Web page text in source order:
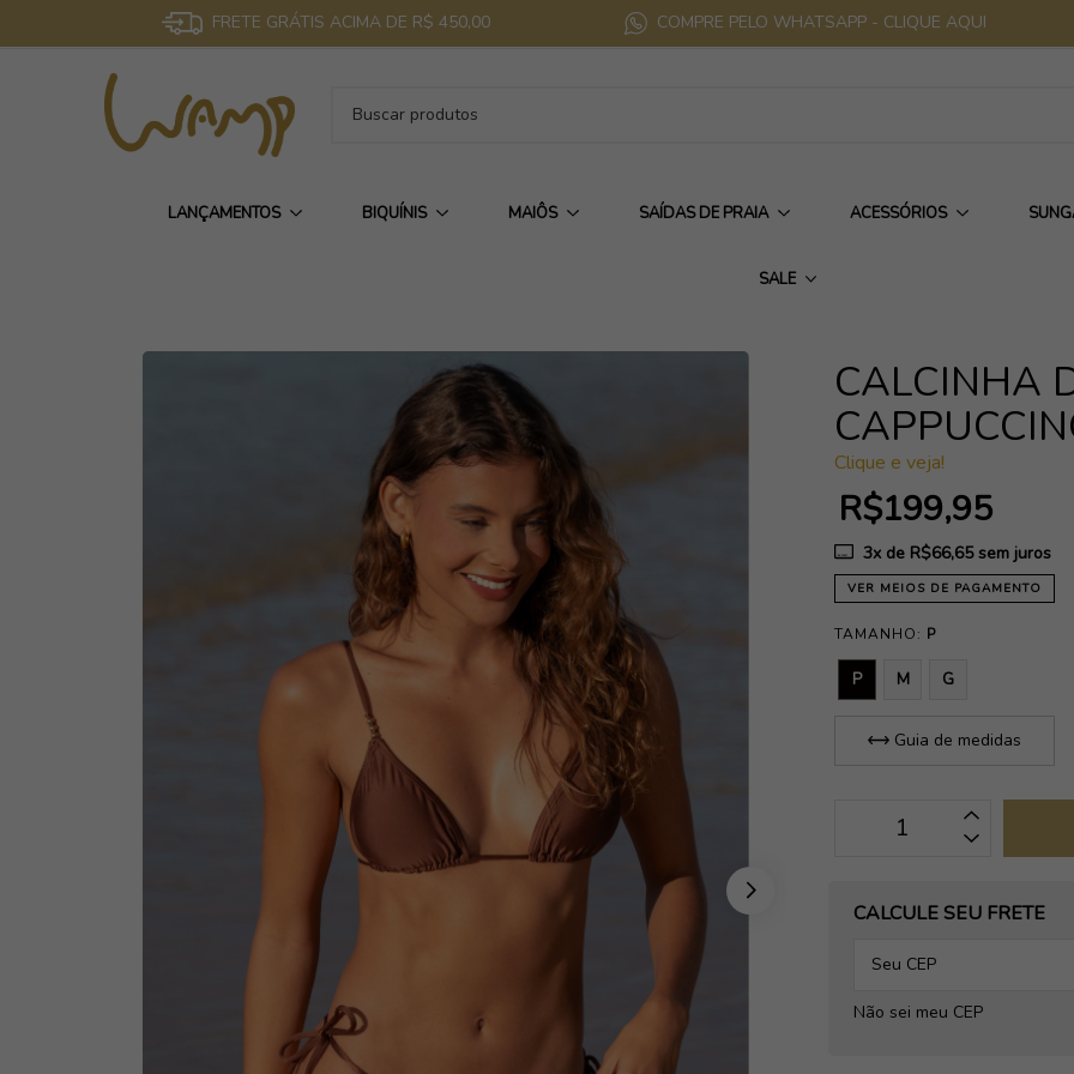
FRETE GRÁTIS ACIMA DE R$ 450,00 COMPRE PELO WHATSAPP - CLIQUE AQUI
LANÇAMENTOS BIQUÍNIS MAIÔS SAÍDAS DE PRAIA ACESSÓRIOS
SALE
CALCINHA
Clique e veja!
R$199,95
3x de R$66,65sem juros
VER MEIOS DE PAGAMENTO
TAMANHO: P
P M G
Guia de medidas
OPÇÕES DE FRETE
CALCULE SEU FRETE
Não sei meu CEP